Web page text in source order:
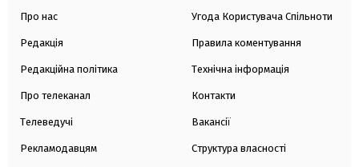
Про нас
Редакція
Редакційна політика
Про телеканал
Телеведучі
Рекламодавцям
Угода Користувача Спільноти
Правила коментування
Технічна інформація
Контакти
Вакансії
Структура власності